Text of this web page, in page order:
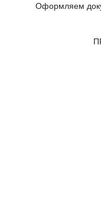
Оформляем